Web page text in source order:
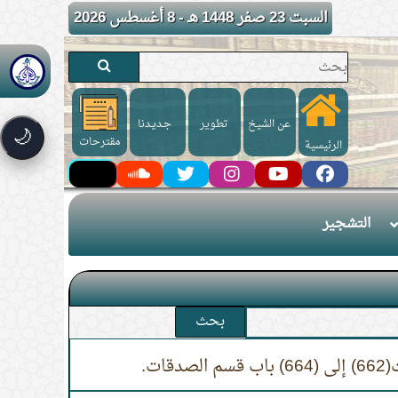
السبت 23 صفر 1448 هـ - 8 أغسطس 2026
الرئيسية
عن الشيخ تطوير
جـديـدنا
مقترحات
🌙
التشجير
بحث